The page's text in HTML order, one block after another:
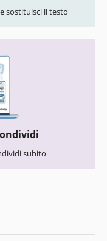
sostituisci il testo
subito